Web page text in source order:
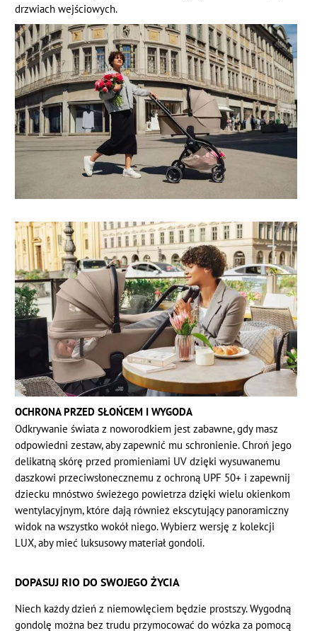
drzwiach wejściowych.
OCHRONA PRZED SŁOŃCEM I WYGODA
Odkrywanie świata z noworodkiem jest zabawne, gdy masz
odpowiedni zestaw, aby zapewnić mu schronienie. Chroń jego
delikatną skórę przed promieniami UV dzięki wysuwanemu
daszkowi przeciwsłonecznemu z ochroną UPF 50+ i zapewnij
dziecku mnóstwo świeżego powietrza dzięki wielu okienkom
wentylacyjnym, które dają również ekscytujący panoramiczny
widok na wszystko wokół niego. Wybierz wersję z kolekcji
LUX, aby mieć luksusowy materiał gondoli.
DOPASUJ RIO DO SWOJEGO ŻYCIA
Niech każdy dzień z niemowlęciem będzie prostszy. Wygodną
gondolę można bez trudu przymocować do wózka za pomocą